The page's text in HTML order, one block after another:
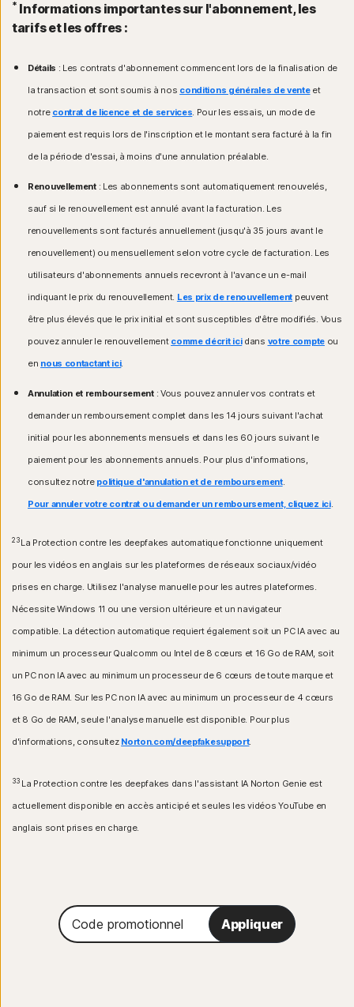
* Informations importantes sur l'abonnement, les
tarifs et les offres :
Détails : Les contrats d'abonnement commencent lors de la finalisation de
la transaction et sont soumis à nos conditions générales de venteet
notre contrat de licence et de services. Pour les essais, un mode de
paiement est requis lors de l'inscription et le montant sera facturé à la fin
de la période d'essai, à moins d'une annulation préalable.
Renouvellement : Les abonnements sont automatiquement renouvelés,
sauf si le renouvellement est annulé avant la facturation. Les
renouvellements sont facturés annuellement (jusqu'à 35 jours avant le
renouvellement) ou mensuellement selon votre cycle de facturation. Les
utilisateurs d'abonnements annuels recevront à l'avance un e-mail
indiquant le prix du renouvellement. Les prix de renouvellement peuvent
être plus élevés que le prix initial et sont susceptibles d'être modifiés. Vous
pouvez annuler le renouvellement comme décrit icidans votre compteou
en nous contactant ici.
Annulation et remboursement: Vous pouvez annuler vos contrats et
demander un remboursement complet dans les 14 jours suivant l'achat
initial pour les abonnements mensuels et dans les 60 jours suivant le
paiement pour les abonnements annuels. Pour plus d'informations,
consultez notre politique d'annulation et de remboursement.
Pour annuler votre contrat ou demander un remboursement, cliquez ici.
23 La Protection contre les deepfakes automatique fonctionne uniquement
pour les vidéos en anglais sur les plateformes de réseaux sociaux/vidéo
prises en charge. Utilisez l'analyse manuelle pour les autres plateformes.
Nécessite Windows 11 ou une version ultérieure et un navigateur
compatible. La détection automatique requiert également soit un PC IA avec au
minimum un processeur Qualcomm ou Intel de 8 cœurs et 16 Go de RAM, soit
un PC non IA avec au minimum un processeur de 6 cœurs de toute marque et
16 Go de RAM. Sur les PC non IA avec au minimum un processeur de 4 cœurs
et 8 Go de RAM, seule l'analyse manuelle est disponible. Pour plus
d'informations, consultez Norton.com/deepfakesupport.
33La Protection contre les deepfakes dans l'assistant IA Norton Genie est
actuellement disponible en accès anticipé et seules les vidéos YouTube en
anglais sont prises en charge.
Code
promotionnel
Appliquer